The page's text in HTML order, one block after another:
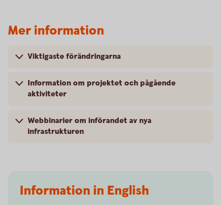
Mer information
Viktigaste förändringarna
Information om projektet och pågående
aktiviteter
Webbinarier om införandet av nya
infrastrukturen
Information in English